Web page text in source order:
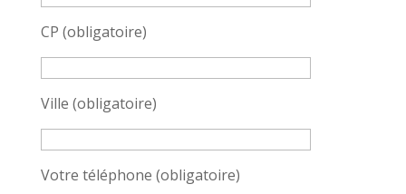
CP (obligatoire)
Ville (obligatoire)
Votre téléphone (obligatoire)